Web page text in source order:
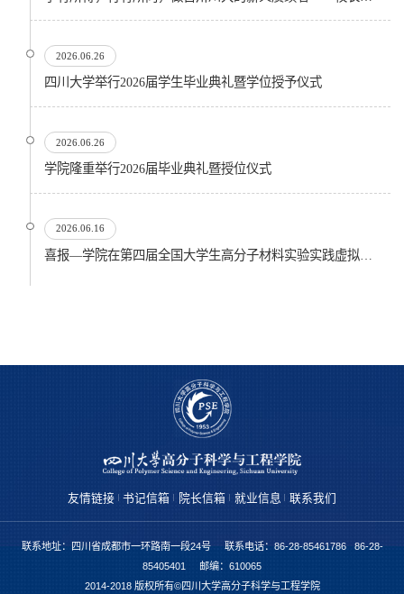
2026.06.26
四川大学举行2026届学生毕业典礼暨学位授予仪式
2026.06.26
​学院隆重举行2026届毕业典礼暨授位仪式
2026.06.16
友情链接 书记信箱 院长信箱 就业信息 联系我们
联系地址：四川省成都市一环路南一段24号 联系电话：86-28-85461786 86-28-
85405401 邮编：610065
2014-2018 版权所有©四川大学高分子科学与工程学院